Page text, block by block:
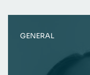
GENERAL